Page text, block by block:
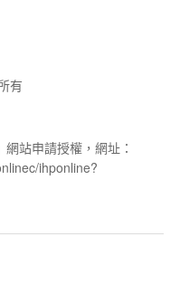
有
站申請授權，網址：
ihponline?